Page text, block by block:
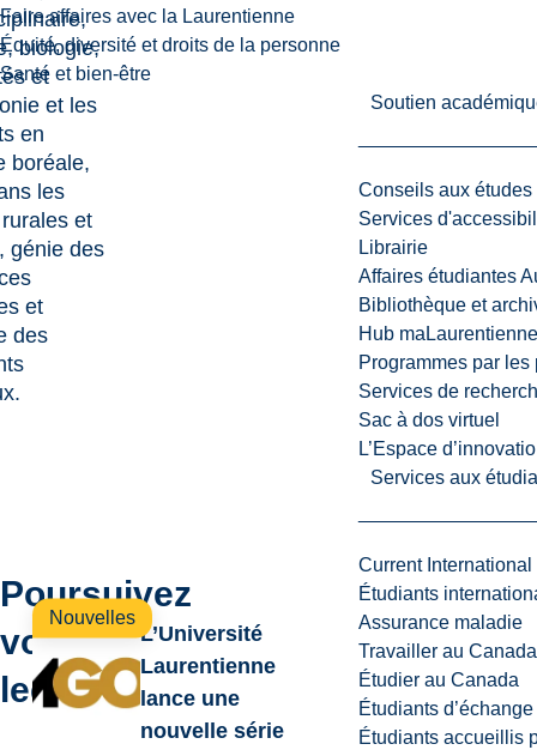
Faire affaires avec la Laurentienne
Équité, diversité et droits de la personne
Santé et bien-être
Soutien
Conseils aux études
Services
Librairie
Affaires étudiantes
Bibliothèque et
Hub maLaurentienne
Programmes par les
Services de
Sac à dos virtuel
L’Espace
Services aux
Current International
Étudiants
Assurance maladie
Travailler au Canada
Étudier au Canada
Étudiants
Étudiants accueillis
biologie,
et
et les
en
boréale,
les
et
génie des
et
des
Poursuivez
votre
lecture
Nouvelles
L’Université
Laurentienne
lance une
nouvelle série